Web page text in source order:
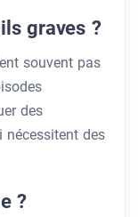
graves ?
souvent pas
des
nécessitent des
?